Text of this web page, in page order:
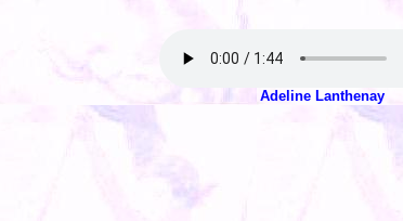
Adeline Lanthenay